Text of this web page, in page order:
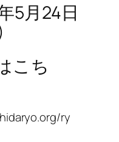
5月24日
こち
ry